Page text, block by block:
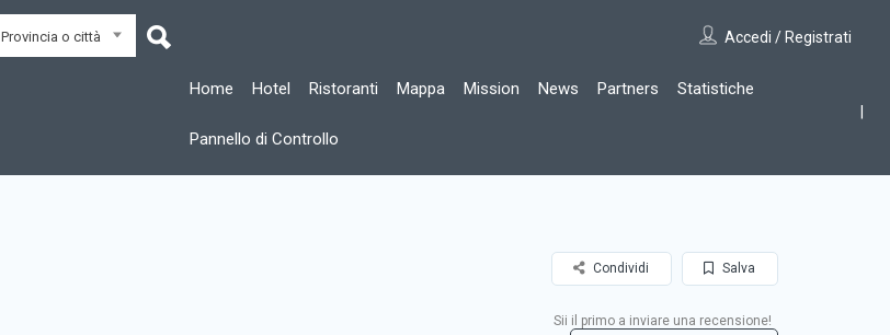
Provincia o città Accedi / Registrati
Home Hotel Ristoranti Mappa Mission News Partners Statistiche
Pannello di Controllo
Salva
Condividi
Sii il primo a inviare una recensione!